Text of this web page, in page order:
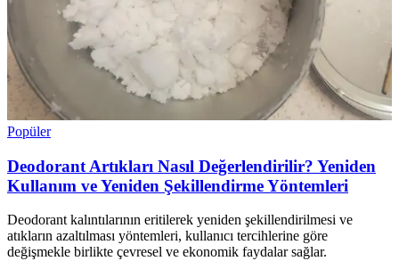
Popüler
Deodorant Artıkları Nasıl Değerlendirilir? Yeniden
Kullanım ve Yeniden Şekillendirme Yöntemleri
Deodorant kalıntılarının eritilerek yeniden şekillendirilmesi ve
atıkların azaltılması yöntemleri, kullanıcı tercihlerine göre
değişmekle birlikte çevresel ve ekonomik faydalar sağlar.